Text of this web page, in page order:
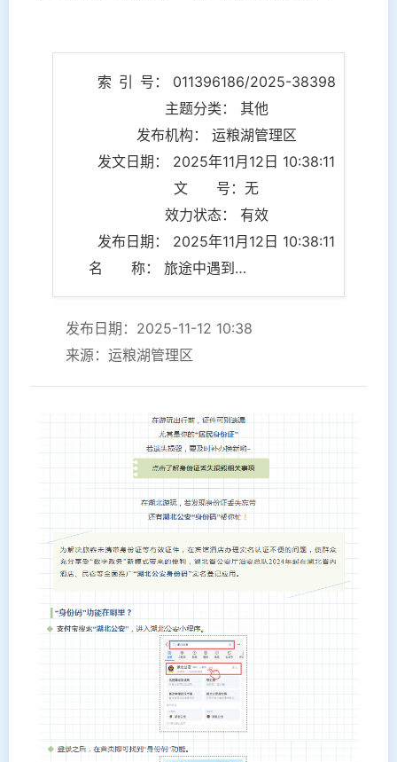
索 引 号： 011396186/2025-38398
主题分类： 其他
发布机构： 运粮湖管理区
发文日期： 2025年11月12日 10:38:11
文 号：无
效力状态： 有效
发布日期： 2025年11月12日 10:38:11
名 称： 旅途中遇到身份证件问题？莫怕，湖北公安给你支招！
发布日期：2025-11-12 10:38
来源：运粮湖管理区